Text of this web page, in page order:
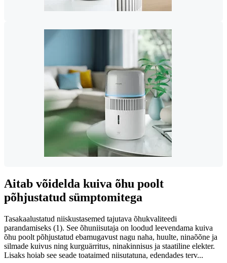
Aitab võidelda kuiva õhu poolt
põhjustatud sümptomitega
Tasakaalustatud niiskustasemed tajutava õhukvaliteedi
parandamiseks (1). See õhuniisutaja on loodud leevendama kuiva
õhu poolt põhjustatud ebamugavust nagu naha, huulte, ninaõõne ja
silmade kuivus ning kurguärritus, ninakinnisus ja staatiline elekter.
Lisaks hoiab see seade toataimed niisutatuna, edendades terv...